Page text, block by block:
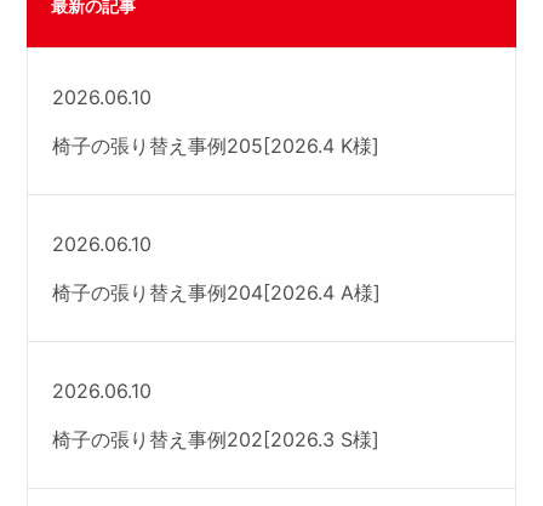
最新の記事
2026.06.10
椅子の張り替え事例205[2026.4 K様]
2026.06.10
椅子の張り替え事例204[2026.4 A様]
2026.06.10
椅子の張り替え事例202[2026.3 S様]